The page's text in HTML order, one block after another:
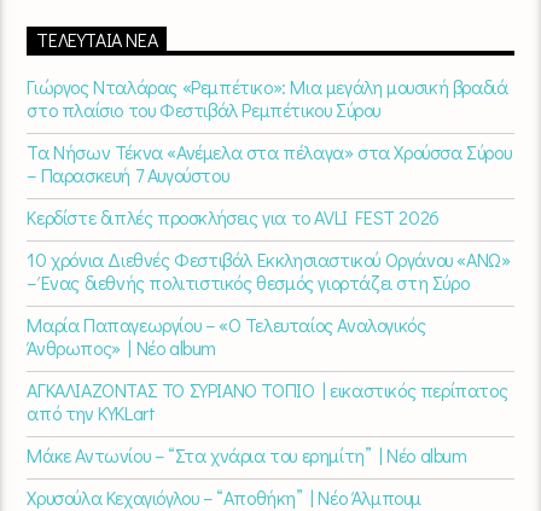
ΤΕΛΕΥΤΑΊΑ ΝΈΑ
Γιώργος Νταλάρας «Ρεμπέτικο»: Μια μεγάλη μουσική βραδιά
στο πλαίσιο του Φεστιβάλ Ρεμπέτικου Σύρου
Τα Νήσων Τέκνα «Ανέμελα στα πέλαγα» στα Χρούσσα Σύρου
– Παρασκευή 7 Αυγούστου
Κερδίστε διπλές προσκλήσεις για το AVLI FEST 2026
10 χρόνια Διεθνές Φεστιβάλ Εκκλησιαστικού Οργάνου «ΑΝΩ»
– Ένας διεθνής πολιτιστικός θεσμός γιορτάζει στη Σύρο​
Μαρία Παπαγεωργίου – «Ο Τελευταίος Αναλογικός
Άνθρωπος» | Νέο album
ΑΓΚΑΛΙΑΖΟΝΤΑΣ ΤΟ ΣΥΡΙΑΝΟ ΤΟΠΙΟ | εικαστικός περίπατος
από την KYKLart
Μάκε Αντωνίου – “Στα χνάρια του ερημίτη” | Νέο album
Χρυσούλα Κεχαγιόγλου – “Αποθήκη” | Νέο Άλμπουμ